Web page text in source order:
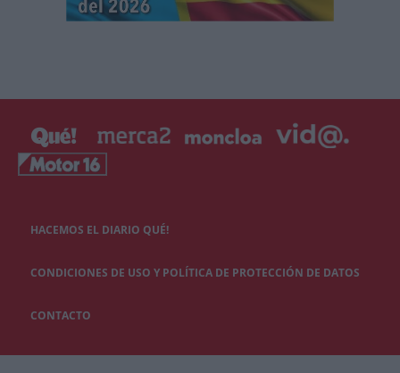
HACEMOS EL DIARIO QUÉ!
CONDICIONES DE USO Y POLÍTICA DE PROTECCIÓN DE DATOS
CONTACTO